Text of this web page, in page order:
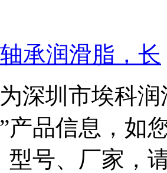
承润滑脂，长
深圳市埃科
”产品信息，如
型号、厂家，